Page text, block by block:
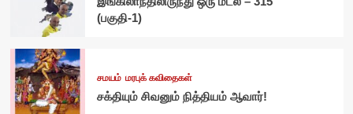
(பகுதி-1)
சமயம் மரபுக் கவிதைகள்
சக்தியும் சிவனும் நித்தியம் ஆவார்!